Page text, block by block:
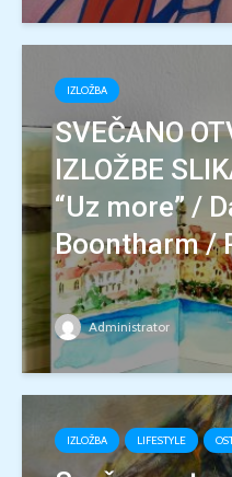
IZLOŽBA
SVEČANO
IZLOŽBE
“Uz more” /
Boontharm /
Administrator
IZLOŽBA LIFESTYLE